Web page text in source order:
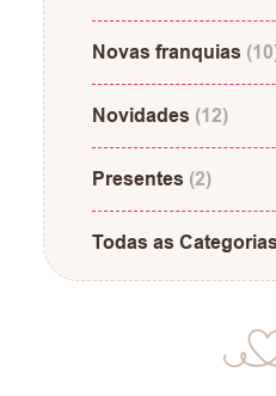
Novas franquias
Novidades (12)
Presentes (2)
Todas as Categorias